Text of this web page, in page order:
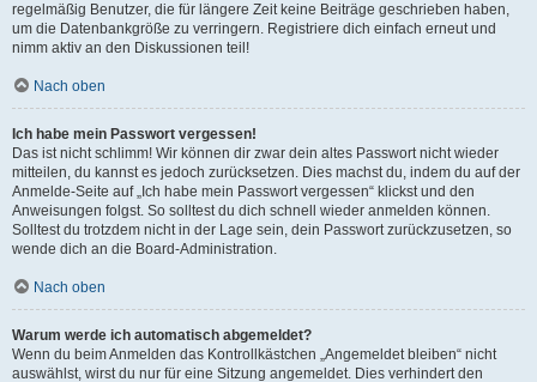
regelmäßig Benutzer, die für längere Zeit keine Beiträge geschrieben haben,
um die Datenbankgröße zu verringern. Registriere dich einfach erneut und
nimm aktiv an den Diskussionen teil!
Nach oben
Ich habe mein Passwort vergessen!
Das ist nicht schlimm! Wir können dir zwar dein altes Passwort nicht wieder
mitteilen, du kannst es jedoch zurücksetzen. Dies machst du, indem du auf der
Anmelde-Seite auf „Ich habe mein Passwort vergessen“ klickst und den
Anweisungen folgst. So solltest du dich schnell wieder anmelden können.
Solltest du trotzdem nicht in der Lage sein, dein Passwort zurückzusetzen, so
wende dich an die Board-Administration.
Nach oben
Warum werde ich automatisch abgemeldet?
Wenn du beim Anmelden das Kontrollkästchen „Angemeldet bleiben“ nicht
auswählst, wirst du nur für eine Sitzung angemeldet. Dies verhindert den